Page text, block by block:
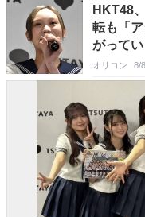
HKT48
転も「
がってい
オリコン 8/